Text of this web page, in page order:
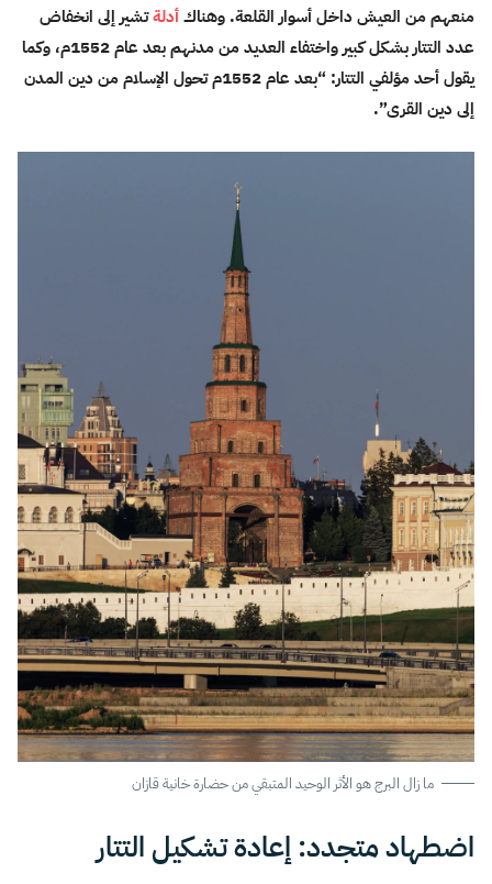
منعهم من العيش داخل أسوار القلعة. وهناكأدلةتشير إلى انخفاض
عدد التتار بشكل كبير واختفاء العديد من مدنهم بعد عام 1552م، وكما
يقول أحد مؤلفي التتار: “بعد عام 1552م تحول الإسلام من دين المدن
إلى دين القرى”.
ما زال البرج هو الأثر الوحيد المتبقي من حضارة خانية قازان
اضطهاد متجدد: إعادة تشكيل التتار